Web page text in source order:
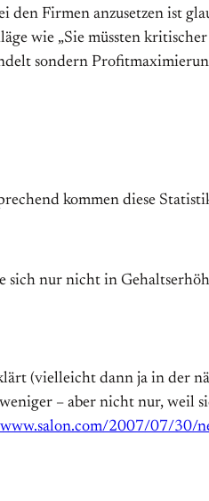
Firmen anzusetzen ist
wie „Sie müssten
sondern
kommen diese
sich nur nicht in
(vielleicht dann ja in der
– aber nicht nur, weil
2007/07/30/